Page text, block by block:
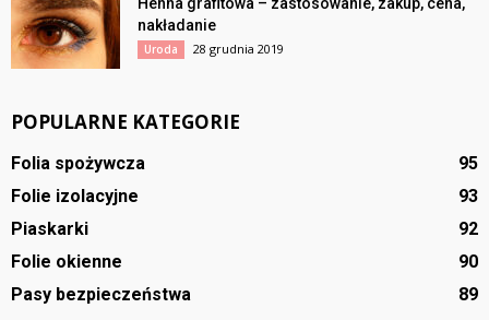
Henna grafitowa – zastosowanie, zakup, cena,
nakładanie
Uroda 28 grudnia 2019
POPULARNE KATEGORIE
Folia spożywcza
95
Folie izolacyjne
93
Piaskarki
92
Folie okienne
90
Pasy bezpieczeństwa
89